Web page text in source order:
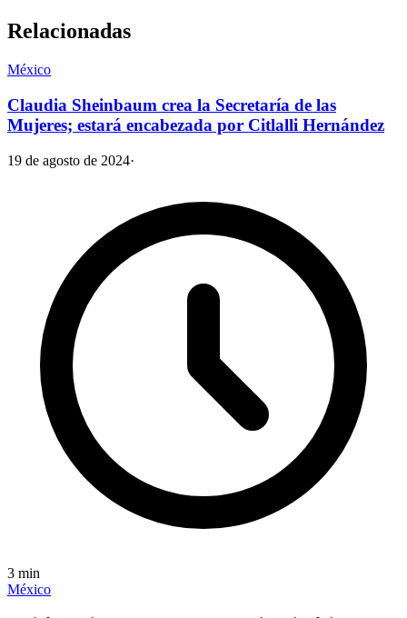
Relacionadas
México
Claudia Sheinbaum crea la Secretaría de las
Mujeres; estará encabezada por Citlalli Hernández
19 de agosto de 2024·
3 min
México